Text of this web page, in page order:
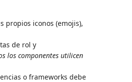
propios iconos (emojis),
de rol y
los componentes utilicen
o frameworks debe